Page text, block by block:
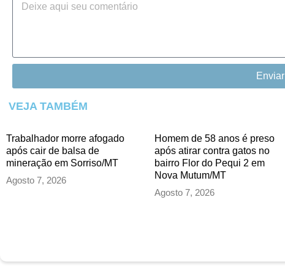
Enviar
VEJA TAMBÉM
Trabalhador morre afogado
após cair de balsa de
mineração em Sorriso/MT
Agosto 7, 2026
Homem de 58 anos é preso
após atirar contra gatos no
bairro Flor do Pequi 2 em
Nova Mutum/MT
Agosto 7, 2026